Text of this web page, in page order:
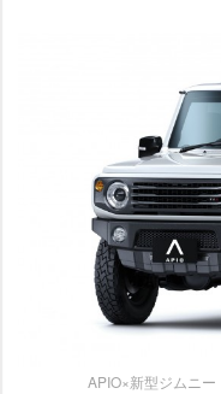
APIO×新型ジムニ